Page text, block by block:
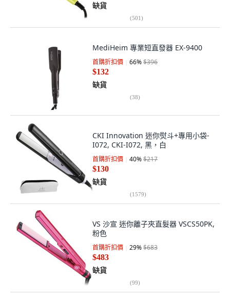
缺貨
(501)
MediHeim 專業短直發器 EX-9400
首購折扣價 66%$396
$132
缺貨
(38)
CKI Innovation 迷你熨斗+專用小袋-
I072, CKI-I072, 黑，白
首購折扣價 40%$217
$130
缺貨
(1579)
VS 沙宣 迷你離子夾直髮器 VSCS50PK,
粉色
首購折扣價 29%$683
$483
缺貨
(99)